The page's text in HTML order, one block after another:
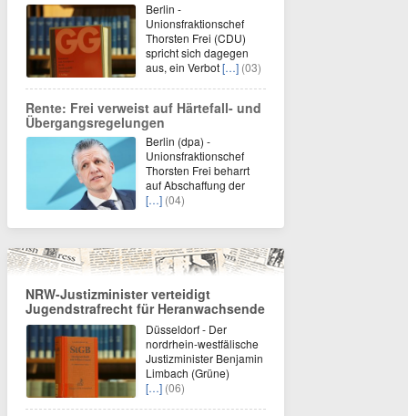
Berlin -
Unionsfraktionschef
Thorsten Frei (CDU)
spricht sich dagegen
aus, ein Verbot[…] (03)
Rente: Frei verweist auf Härtefall- und
Übergangsregelungen
Berlin (dpa) -
Unionsfraktionschef
Thorsten Frei beharrt
auf Abschaffung der
[…] (04)
NRW-Justizminister verteidigt
Jugendstrafrecht für Heranwachsende
Düsseldorf - Der
nordrhein-westfälische
Justizminister Benjamin
Limbach (Grüne)
[…] (06)